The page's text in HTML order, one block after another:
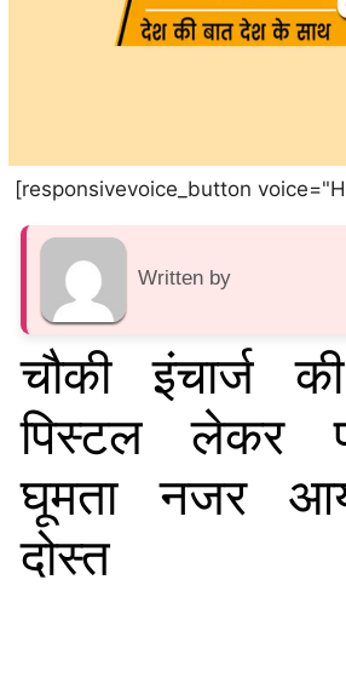
[responsivevoice_button
Written by
चौकी इंचार्ज
पिस्टल लेकर
घूमता नजर
दोस्त